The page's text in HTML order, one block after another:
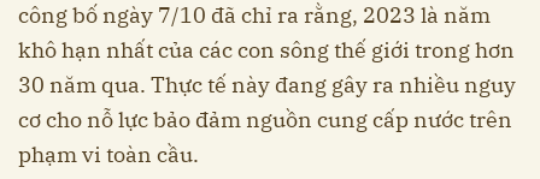
công bố ngày 7/10 đã chỉ ra rằng, 2023 là năm
khô hạn nhất của các con sông thế giới trong hơn
30 năm qua. Thực tế này đang gây ra nhiều nguy
cơ cho nỗ lực bảo đảm nguồn cung cấp nước trên
phạm vi toàn cầu.